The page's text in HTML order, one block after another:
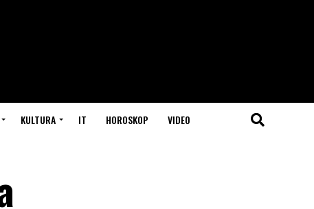
KULTURA IT HOROSKOP VIDEO